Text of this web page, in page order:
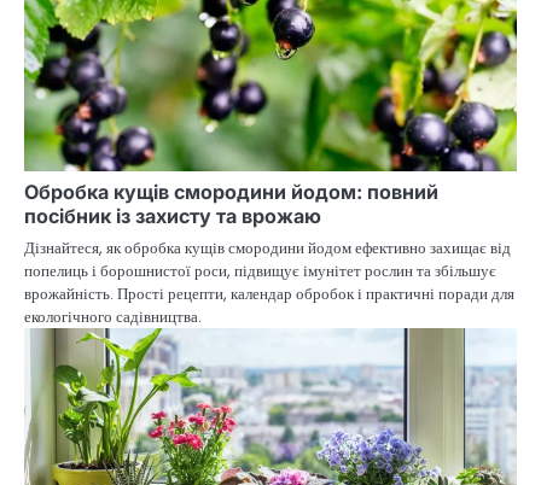
Обробка кущів смородини йодом: повний
посібник із захисту та врожаю
Дізнайтеся, як обробка кущів смородини йодом ефективно захищає від
попелиць і борошнистої роси, підвищує імунітет рослин та збільшує
врожайність. Прості рецепти, календар обробок і практичні поради для
екологічного садівництва.